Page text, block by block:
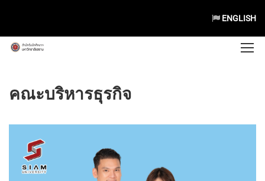
ENGLISH
คณะบริหารธุรกิจ